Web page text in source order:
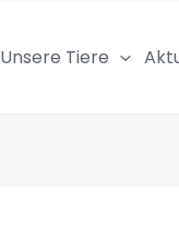
Unsere Tiere